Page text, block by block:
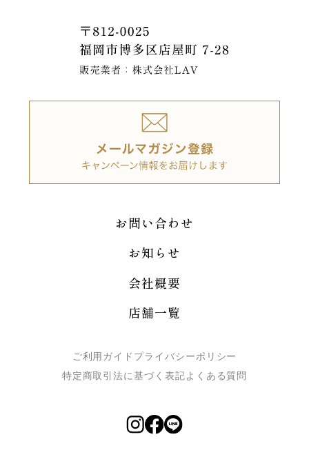
お問い合わせ
お知らせ
会社概要
店舗一覧
ご利用ガイド プライバシーポリシー
特定商取引法に基づく表記よくある質問